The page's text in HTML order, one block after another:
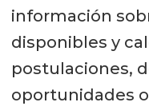
información
disponibles y
postulaciones,
oportunidades